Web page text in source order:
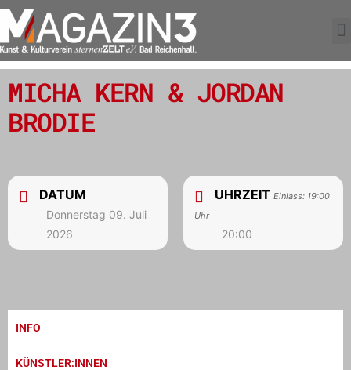
MICHA KERN & JORDAN
BRODIE
DATUM
Donnerstag 09. Juli
2026
UHRZEIT Einlass: 19:00
Uhr
20:00
INFO
KÜNSTLER:INNEN